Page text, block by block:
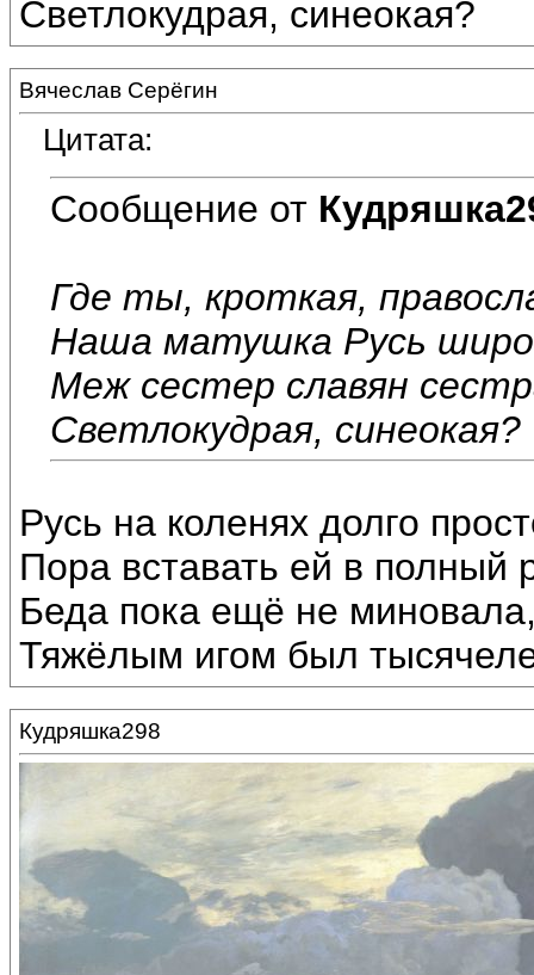
Светлокудрая, синеокая?
Вячеслав Серёгин
Цитата:
Сообщение от
Где ты, кроткая,
Наша матушка Русь
Меж сестер славян
Светлокудрая, синеокая?
Русь на коленях долго
Пора вставать ей в полный
Беда пока ещё не
Тяжёлым игом был
Кудряшка298